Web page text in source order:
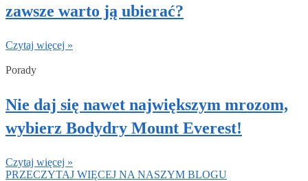
zawsze warto ją ubierać?
Czytaj więcej »
Porady
Nie daj się nawet największym mrozom,
wybierz Bodydry Mount Everest!
Czytaj więcej »
PRZECZYTAJ WIĘCEJ NA NASZYM BLOGU